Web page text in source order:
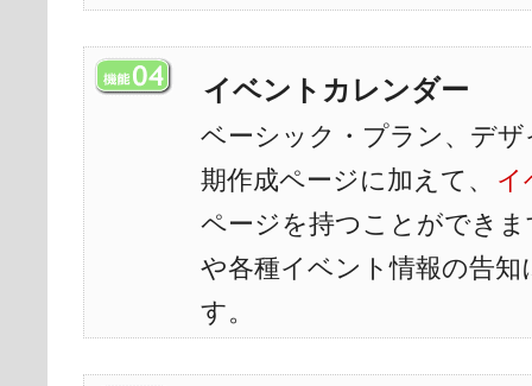
イベントカレンダー
ベーシック・プラン、デ
期作成ページに加えて、
イ
ページを持つことができ
や各種イベント情報の告
す。